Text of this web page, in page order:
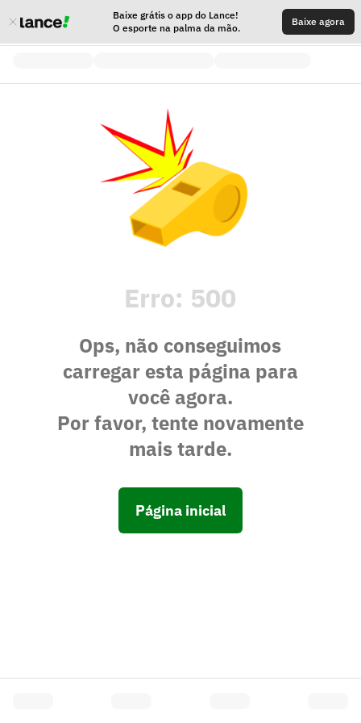
Baixe grátis o app do Lance!
O esporte na palma da mão.
Baixe agora
Erro: 500
Ops, não conseguimos
carregar esta página para
você agora.
Por favor, tente novamente
mais tarde.
Página inicial